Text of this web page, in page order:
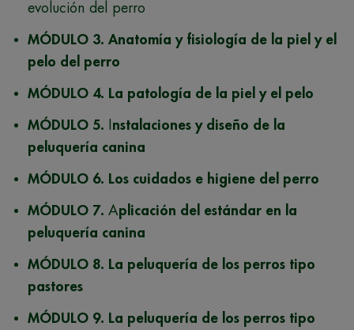
evolución del perro
MÓDULO 3. Anatomía y fisiología de la piel y el
pelo del perro
MÓDULO 4. La patología de la piel y el pelo
MÓDULO 5.
nstalaciones y diseño de la
peluquería canina
MÓDULO 6. Los cuidados e higiene del perro
MÓDULO 7. Aplicación del estándar en la
peluquería canina
MÓDULO 8. La peluquería de los perros tipo
pastores
MÓDULO 9. La peluquería de los perros tipo